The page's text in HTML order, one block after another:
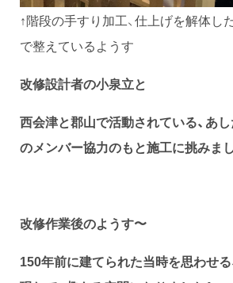
↑階段の手すり加工、仕上げを解体し
で整えているようす
改修設計者の小泉立と
西会津と郡山で活動されている、あ
のメンバー協力のもと施工に挑みまし
改修作業後のようす〜
150年前に建てられた当時を思わせ